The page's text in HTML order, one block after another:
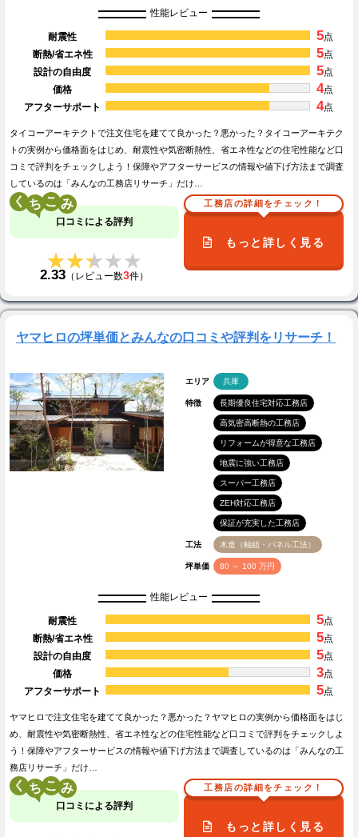
性能レビュー
耐震性 5点
断熱/省エネ性
5点
設計の自由度
5点
価格
4点
アフターサポート
4点
タイコーアーキテクトで注文住宅を建てて良かった？悪かった？タイコーアーキテク
トの実例から価格面をはじめ、耐震性や気密断熱性、省エネ性などの住宅性能など口
コミで評判をチェックしよう！保障やアフターサービスの情報や値下げ方法まで調査
しているのは「みんなの工務店リサーチ」だけ…
く こ
口コミによる評判
★★★★★
★★★★★
2.33 （レビュー数3件）
工務店の詳細をチェック！
もっと詳しく見る
ヤマヒロの坪単価とみんなの口コミや評判をリサーチ！
エリア 兵庫
特徴 長期優良住宅対応工務店
高気密高断熱の工務店
リフォームが得意な工務店
地震に強い工務店
スーパー工務店
ZEH対応工務店
保証が充実した工務店
工法 木造（軸組・パネル工法）
坪単価 80 ～ 100 万円
性能レビュー
耐震性 5点
断熱/省エネ性
5点
設計の自由度
5点
価格
3点
アフターサポート
5点
ヤマヒロで注文住宅を建てて良かった？悪かった？ヤマヒロの実例から価格面をはじ
め、耐震性や気密断熱性、省エネ性などの住宅性能など口コミで評判をチェックしよ
う！保障やアフターサービスの情報や値下げ方法まで調査しているのは「みんなの工
務店リサーチ」だけ…
く こ
口コミによる評判
工務店の詳細をチェック！
もっと詳しく見る